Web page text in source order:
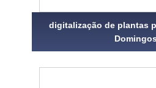
digitalização de plantas